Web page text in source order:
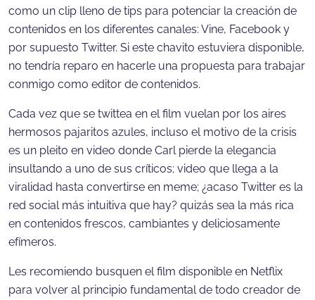
como un clip lleno de tips para potenciar la creación de
contenidos en los diferentes canales: Vine, Facebook y
por supuesto Twitter. Si este chavito estuviera disponible,
no tendría reparo en hacerle una propuesta para trabajar
conmigo como editor de contenidos.
Cada vez que se twittea en el film vuelan por los aires
hermosos pajaritos azules, incluso el motivo de la crisis
es un pleito en video donde Carl pierde la elegancia
insultando a uno de sus críticos; video que llega a la
viralidad hasta convertirse en meme; ¿acaso Twitter es la
red social más intuitiva que hay? quizás sea la más rica
en contenidos frescos, cambiantes y deliciosamente
efímeros.
Les recomiendo busquen el film disponible en Netflix
para volver al principio fundamental de todo creador de